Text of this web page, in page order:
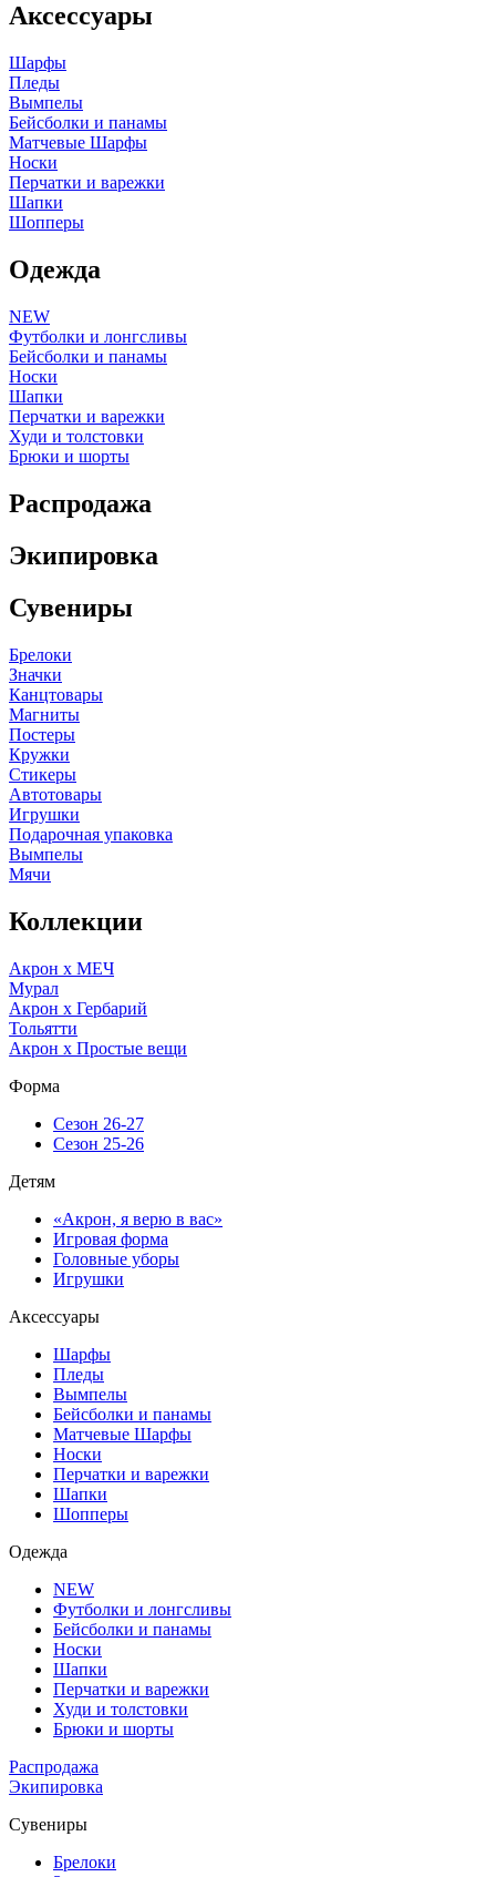
Аксессуары
Шарфы
Пледы
Вымпелы
Бейсболки и панамы
Матчевые Шарфы
Носки
Перчатки и варежки
Шапки
Шопперы
Одежда
NEW
Футболки и лонгсливы
Бейсболки и панамы
Носки
Шапки
Перчатки и варежки
Худи и толстовки
Брюки и шорты
Распродажа
Экипировка
Сувениры
Брелоки
Значки
Канцтовары
Магниты
Постеры
Кружки
Стикеры
Автотовары
Игрушки
Подарочная упаковка
Вымпелы
Мячи
Коллекции
Акрон x МЕЧ
Мурал
Акрон x Гербарий
Тольятти
Акрон x Простые вещи
Форма
Сезон 26-27
Сезон 25-26
Детям
«Акрон, я верю в вас»
Игровая форма
Головные уборы
Игрушки
Аксессуары
Шарфы
Пледы
Вымпелы
Бейсболки и панамы
Матчевые Шарфы
Носки
Перчатки и варежки
Шапки
Шопперы
Одежда
NEW
Футболки и лонгсливы
Бейсболки и панамы
Носки
Шапки
Перчатки и варежки
Худи и толстовки
Брюки и шорты
Распродажа
Экипировка
Сувениры
Брелоки